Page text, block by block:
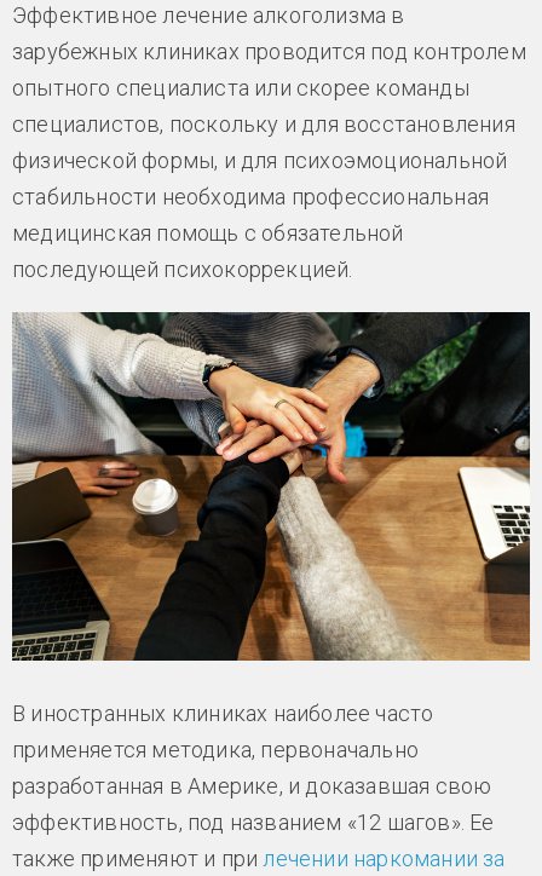
Эффективное лечение алкоголизма в
зарубежных клиниках проводится под контролем
опытного специалиста или скорее команды
специалистов, поскольку и для восстановления
физической формы, и для психоэмоциональной
стабильности необходима профессиональная
медицинская помощь с обязательной
последующей психокоррекцией.
В иностранных клиниках наиболее часто
применяется методика, первоначально
разработанная в Америке, и доказавшая свою
эффективность, под названием «12 шагов». Ее
также применяют и при лечении наркомании за